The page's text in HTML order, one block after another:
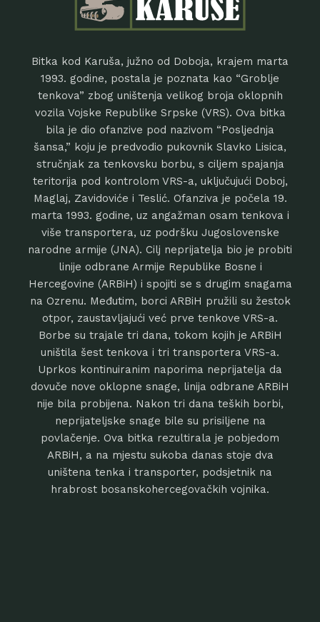
Bitka kod Karuša, južno od Doboja, krajem marta
1993. godine, postala je poznata kao “Groblje
tenkova” zbog uništenja velikog broja oklopnih
vozila Vojske Republike Srpske (VRS). Ova bitka
bila je dio ofanzive pod nazivom “Posljednja
šansa,” koju je predvodio pukovnik Slavko Lisica,
stručnjak za tenkovsku borbu, s ciljem spajanja
teritorija pod kontrolom VRS-a, uključujući Doboj,
Maglaj, Zavidoviće i Teslić. Ofanziva je počela 19.
marta 1993. godine, uz angažman osam tenkova i
više transportera, uz podršku Jugoslovenske
narodne armije (JNA). Cilj neprijatelja bio je probiti
linije odbrane Armije Republike Bosne i
Hercegovine (ARBiH) i spojiti se s drugim snagama
na Ozrenu. Međutim, borci ARBiH pružili su žestok
otpor, zaustavljajući već prve tenkove VRS-a.
Borbe su trajale tri dana, tokom kojih je ARBiH
uništila šest tenkova i tri transportera VRS-a.
Uprkos kontinuiranim naporima neprijatelja da
dovuče nove oklopne snage, linija odbrane ARBiH
nije bila probijena. Nakon tri dana teških borbi,
neprijateljske snage bile su prisiljene na
povlačenje. Ova bitka rezultirala je pobjedom
ARBiH, a na mjestu sukoba danas stoje dva
uništena tenka i transporter, podsjetnik na
hrabrost bosanskohercegovačkih vojnika.